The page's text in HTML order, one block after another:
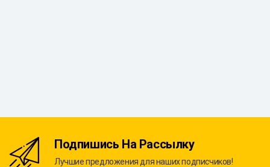
Подпишись На Рассылку
Лучшие предложения для наших подписчиков!